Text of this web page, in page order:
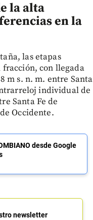
la alta
en la
las etapas
con llegada
m s. n. m. entre Santa
individual de
Santa Fe de
Occidente.
desde Google
newsletter